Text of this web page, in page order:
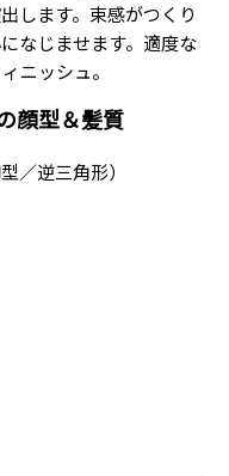
します。束感がつくり
なじませます。適度な
ニッシュ。
顔型＆髪質
／逆三角形）